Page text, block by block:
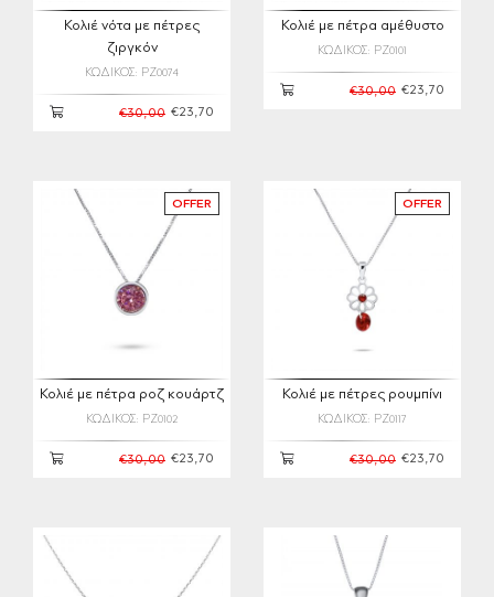
Κολιέ νότα με πέτρες
ζιργκόν
ΚΩΔΙΚΟΣ: PZ0074
€23,70
€30,00
Κολιέ με πέτρα αμέθυστο
ΚΩΔΙΚΟΣ: PZ0101
€23,70
€30,00
OFFER
Κολιέ με πέτρα ροζ κουάρτζ
ΚΩΔΙΚΟΣ: PZ0102
€23,70
€30,00
OFFER
Κολιέ με πέτρες ρουμπίνι
ΚΩΔΙΚΟΣ: PZ0117
€23,70
€30,00